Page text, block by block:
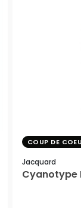
COUP DE
Jacquard
Cyanotype